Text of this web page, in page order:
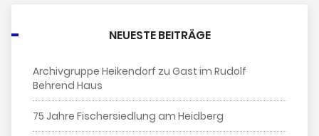
NEUESTE BEITRÄGE
Archivgruppe Heikendorf zu Gast im Rudolf
Behrend Haus
75 Jahre Fischersiedlung am Heidberg